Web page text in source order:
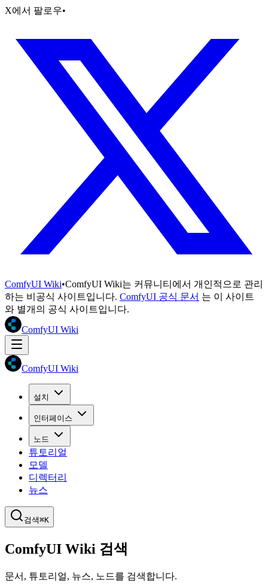
X에서 팔로우•
ComfyUI Wiki•ComfyUI Wiki는 커뮤니티에서 개인적으로 관리
하는 비공식 사이트입니다. ComfyUI 공식 문서 는 이 사이트
와 별개의 공식 사이트입니다.
ComfyUI Wiki
ComfyUI Wiki
설치
인터페이스
노드
튜토리얼
모델
디렉터리
뉴스
검색⌘K
ComfyUI Wiki 검색
문서, 튜토리얼, 뉴스, 노드를 검색합니다.